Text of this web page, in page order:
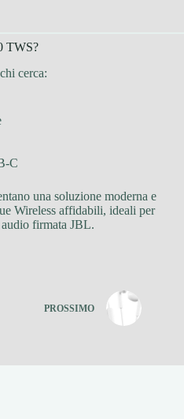
TWS?
cerca:
C
una soluzione moderna e
Wireless affidabili, ideali per
firmata JBL.
PROSSIMO